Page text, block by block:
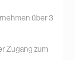
über 3
Zugang zum